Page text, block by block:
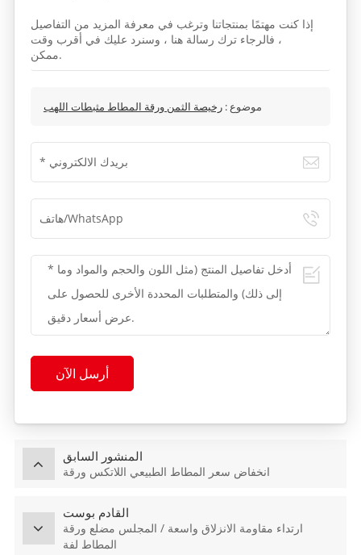
إذا كنت مهتمًا بمنتجاتنا وترغب في معرفة المزيد من التفاصيل
، فالرجاء ترك رسالة هنا ، وسنرد عليك في أقرب وقت
ممكن.
موضوع :رخيصة الثمن ورقة المطاط مثبطات اللهب
أرسل الآن
المنشور السابق
انخفاض سعر المطاط الطبيعي اللاتكس ورقة
القادم بوست
ارتداء مقاومة الانزلاق واسعة / المجلس مضلع ورقة
المطاط لفة